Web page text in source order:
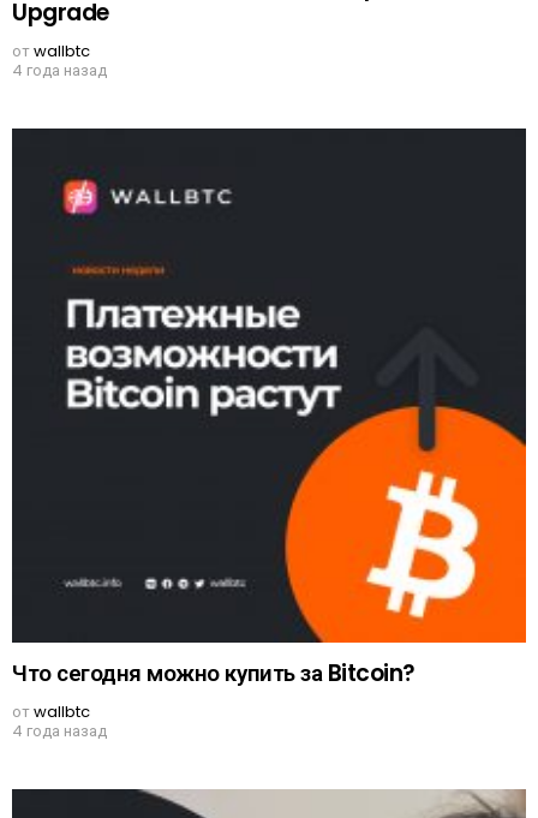
Upgrade
отwallbtc
4 года назад
Что сегодня можно купить за Bitcoin?
отwallbtc
4 года назад